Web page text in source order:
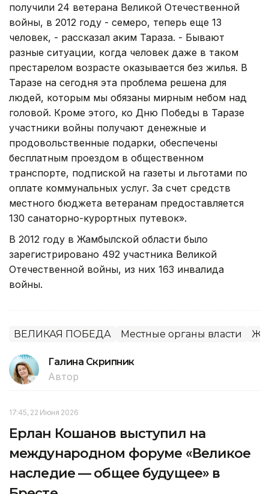
получили 24 ветерана Великой Отечественной
войны, в 2012 году - семеро, теперь еще 13
человек, - рассказал аким Тараза. - Бывают
разные ситуации, когда человек даже в таком
престарелом возрасте оказывается без жилья. В
Таразе на сегодня эта проблема решена для
людей, которым мы обязаны мирным небом над
головой. Кроме этого, ко Дню Победы в Таразе
участники войны получают денежные и
продовольственные подарки, обеспечены
бесплатным проездом в общественном
транспорте, подпиской на газеты и льготами по
оплате коммунальных услуг. За счет средств
местного бюджета ветеранам предоставляется
130 санаторно-курортных путевок».
В 2012 году в Жамбылской области было
зарегистрировано 492 участника Великой
Отечественной войны, из них 163 инвалида
войны.
ВЕЛИКАЯ ПОБЕДА Местные органы власти
Галина Скрипник
Автор
17:45, 22 Июня 2026
Ерлан Кошанов выступил на
международном форуме «Великое
наследие — общее будущее» в